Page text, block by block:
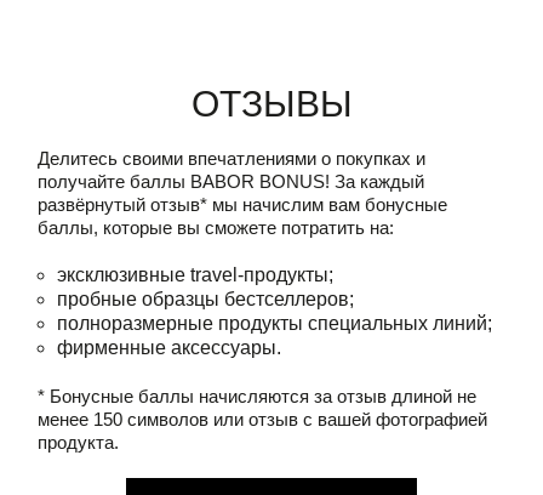
Отзывы
Делитесь своими впечатлениями о покупках и
получайте баллы BABOR BONUS! За каждый
развёрнутый отзыв* мы начислим вам бонусные
баллы, которые вы сможете потратить на:
эксклюзивные travel-продукты;
пробные образцы бестселлеров;
полноразмерные продукты специальных линий;
фирменные аксессуары.
* Бонусные баллы начисляются за отзыв длиной не
менее 150 символов или отзыв с вашей фотографией
продукта.